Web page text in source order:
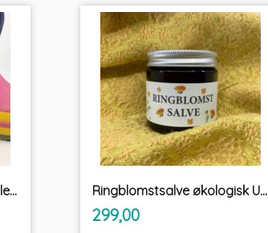
Ekstrastrikk til parkdress eller regnbukse Fotstrikk Unikum Ringblomstsalve økologisk Unikum
Pris
299,00mva.